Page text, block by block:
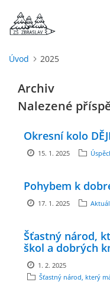
O NÁS
ŠKOLNÍ ROK
DOKUMENTY
PROJEKTY
Úvod 2025
Archiv
Nalezené
Okresní kolo
15. 1. 2025
Pohybem k
17. 1. 2025
Šťastný národ,
škol a dobrých
1. 2. 2025
Šťastný národ, který